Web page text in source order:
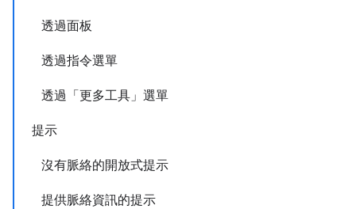
透過面板
透過指令選單
透過「更多工具」選單
提示
沒有脈絡的開放式提示
提供脈絡資訊的提示